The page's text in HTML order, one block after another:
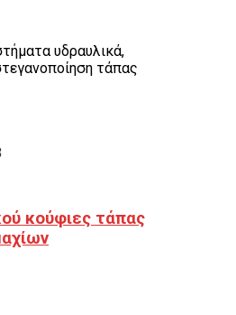
υδραυλικά,
τάπας
κούφιες τάπας